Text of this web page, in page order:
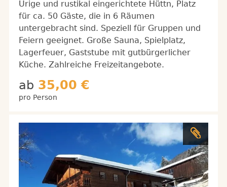
Urige und rustikal eingerichtete Hüttn, Platz
für ca. 50 Gäste, die in 6 Räumen
untergebracht sind. Speziell für Gruppen und
Feiern geeignet. Große Sauna, Spielplatz,
Lagerfeuer, Gaststube mit gutbürgerlicher
Küche. Zahlreiche Freizeitangebote.
ab 35,00 €
pro Person